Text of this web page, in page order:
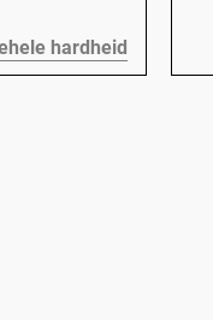
hardheid